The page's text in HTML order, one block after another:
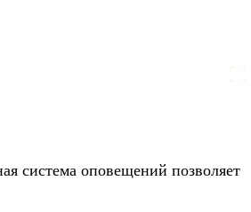
система оповещений позволяет